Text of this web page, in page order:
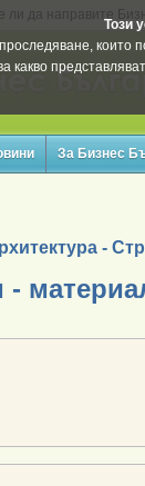
ли да направите
Този
какво
За Бизнес
-
-